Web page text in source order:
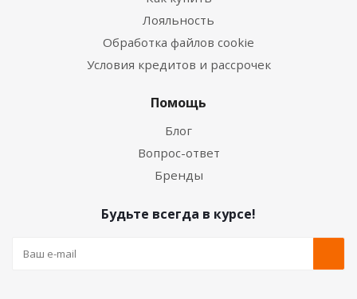
Лояльность
Обработка файлов cookie
Условия кредитов и рассрочек
Помощь
Блог
Вопрос-ответ
Бренды
Будьте всегда в курсе!